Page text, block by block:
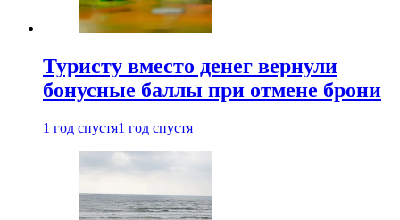
Туристу вместо денег вернули
бонусные баллы при отмене брони
1 год спустя1 год спустя